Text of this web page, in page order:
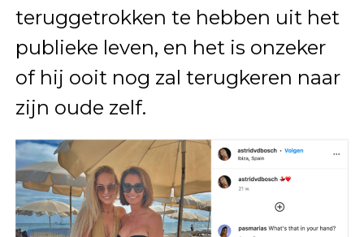
teruggetrokken te hebben uit het
publieke leven, en het is onzeker
of hij ooit nog zal terugkeren naar
zijn oude zelf.